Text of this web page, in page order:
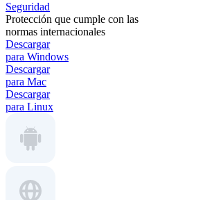
Seguridad
Protección que cumple con las
normas internacionales
Descargar
para Windows
Descargar
para Mac
Descargar
para Linux